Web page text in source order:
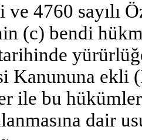
4760 sayılı
(c) bendi
Kanununa ekli
ile bu
dair